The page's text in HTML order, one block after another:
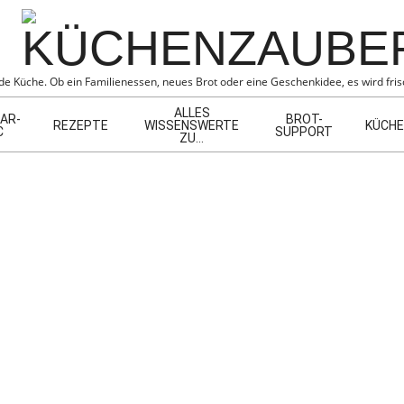
Küche. Ob ein Familienessen, neues Brot oder eine Geschenkidee, es wird
REZEPTE
ALLES
WISSENSWERTE
ZU…
BROT-
SUPPORT